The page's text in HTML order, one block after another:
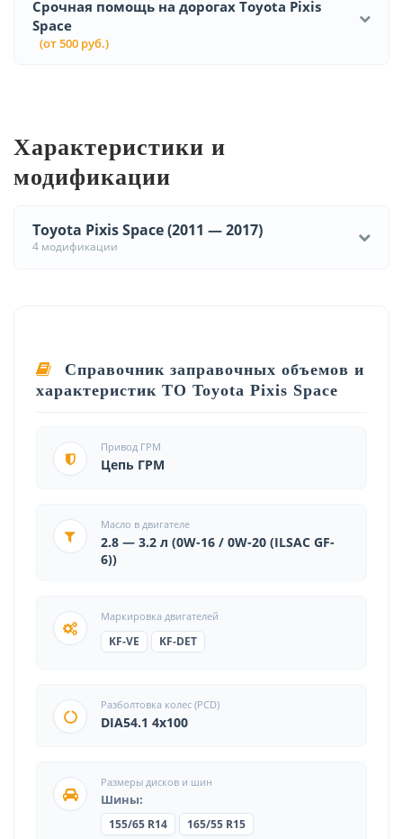
Срочная помощь на дорогах Toyota Pixis
Space
(от 500 руб.)
Характеристики и
модификации
Toyota Pixis Space (2011 — 2017)
4 модификации
Справочник заправочных объемов и
характеристик ТО Toyota Pixis Space
Привод ГРМ
Цепь ГРМ
Масло в двигателе
2.8 — 3.2 л (0W-16 / 0W-20 (ILSAC GF-
6))
Маркировка двигателей
KF-VE
KF-DET
Разболтовка колес (PCD)
DIA54.1 4x100
Размеры дисков и шин
Шины:
155/65 R14 165/55 R15